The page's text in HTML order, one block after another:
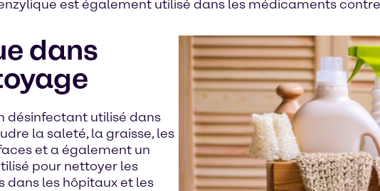
est également utilisé dans les médicaments
dans
désinfectant utilisé dans
la saleté, la graisse, les
et a également un
pour nettoyer les
dans les hôpitaux et les